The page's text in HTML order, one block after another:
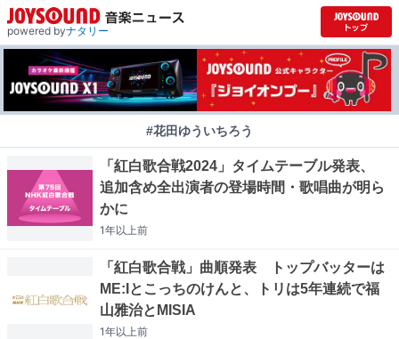
powered byナタリー
#花田ゆういちろう
「紅白歌合戦2024」タイムテーブル発表、
追加含め全出演者の登場時間・歌唱曲が明ら
かに
1年以上前
「紅白歌合戦」曲順発表 トップバッターは
ME:Iとこっちのけんと、トリは5年連続で福
山雅治とMISIA
1年以上前